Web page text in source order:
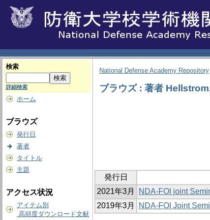
検索
詳細検索
ホーム
ブラウズ
発行日
著者
タイトル
主題
アクセス状況
アイテム別
高頻度ダウンロード文献
National Defense Academy Repository
ブラウズ : 著者
発行日
2021年3月
NDA-FOI joint
2019年3月
NDA‐FOI Joint